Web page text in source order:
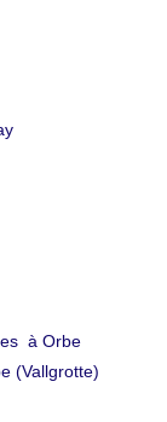
à Orbe
(Vallgrotte)